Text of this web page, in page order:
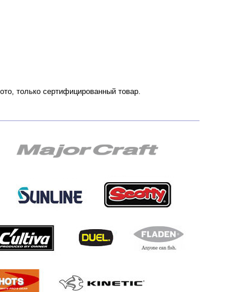
только сертифицированный товар.